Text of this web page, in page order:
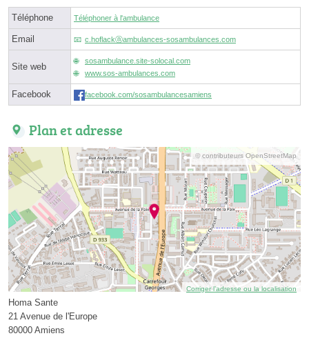
Téléphone Téléphoner à l'ambulance
Email c.hoflackⓐambulances-sosambulances.com
Site web
sosambulance.site-solocal.com
www.sos-ambulances.com
Facebook facebook.com/sosambulancesamiens
Plan et adresse
© contributeurs OpenStreetMap
Corriger l’adresse ou la localisation
Homa Sante
21 Avenue de l'Europe
80000 Amiens